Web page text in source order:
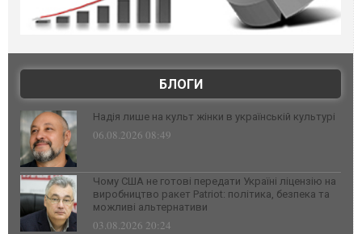
БЛОГИ
Надія лише на культ жінки в українській культурі
06.08.2026 08:49
Чому США не готові передати Україні ліцензію на
виробництво ракет Patriot: політика, безпека та
можливі альтернативи
03.08.2026 20:24